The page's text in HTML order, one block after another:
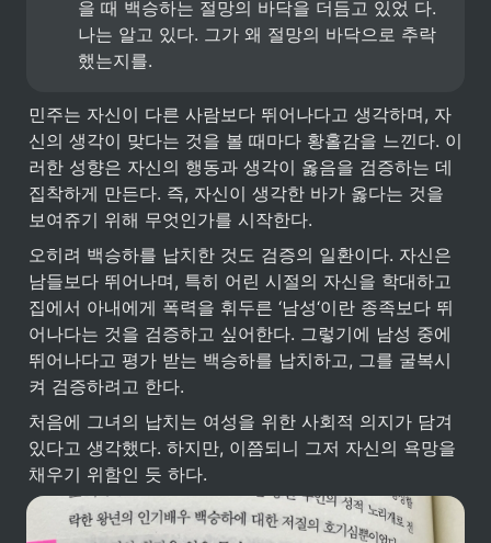
을 때 백승하는 절망의 바닥을 더듬고 있었 다.
나는 알고 있다. 그가 왜 절망의 바닥으로 추락
했는지를.
민주는 자신이 다른 사람보다 뛰어나다고 생각하며, 자
신의 생각이 맞다는 것을 볼 때마다 황홀감을 느낀다. 이
러한 성향은 자신의 행동과 생각이 옳음을 검증하는 데
집착하게 만든다. 즉, 자신이 생각한 바가 옳다는 것을
보여쥬기 위해 무엇인가를 시작한다.
오히려 백승하를 납치한 것도 검증의 일환이다. 자신은
남들보다 뛰어나며, 특히 어린 시절의 자신을 학대하고
집에서 아내에게 폭력을 휘두른 ‘남성‘이란 종족보다 뛰
어나다는 것을 검증하고 싶어한다. 그렇기에 남성 중에
뛰어나다고 평가 받는 백승하를 납치하고, 그를 굴복시
켜 검증하려고 한다.
처음에 그녀의 납치는 여성을 위한 사회적 의지가 담겨
있다고 생각했다. 하지만, 이쯤되니 그저 자신의 욕망을
채우기 위함인 듯 하다.